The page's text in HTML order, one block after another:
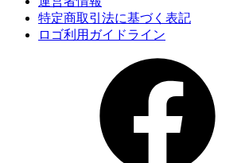
特定商取引法に基づく表記
ロゴ利用ガイドライン